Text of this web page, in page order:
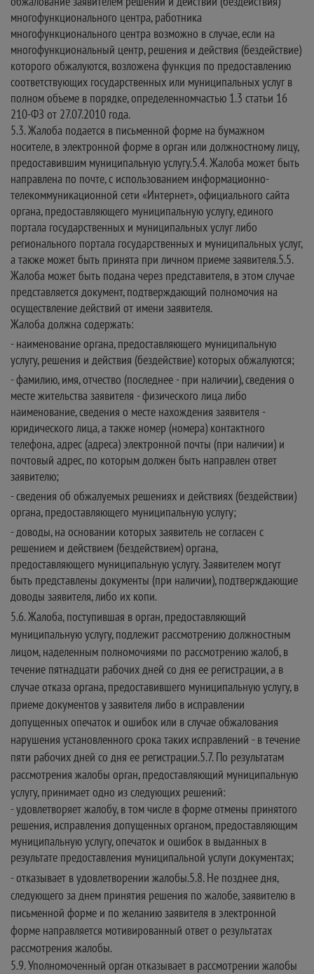
многофункционального центра, работника
многофункционального центра возможно в случае, если на
многофункциональный центр, решения и действия (бездействие)
которого обжалуются, возложена функция по предоставлению
соответствующих государственных или муниципальных услуг в
полном объеме в порядке, определенномчастью 1.3 статьи 16
210-ФЗ от 27.07.2010 года.
5.3. Жалоба подается в письменной форме на бумажном
носителе, в электронной форме в орган или должностному лицу,
предоставившим муниципальную услугу.5.4. Жалоба может быть
направлена по почте, с использованием информационно-
телекоммуникационной сети «Интернет», официального сайта
органа, предоставляющего муниципальную услугу, единого
портала государственных и муниципальных услуг либо
регионального портала государственных и муниципальных услуг,
а также может быть принята при личном приеме заявителя.5.5.
Жалоба может быть подана через представителя, в этом случае
представляется документ, подтверждающий полномочия на
осуществление действий от имени заявителя.
Жалоба должна содержать:
- наименование органа, предоставляющего муниципальную
услугу, решения и действия (бездействие) которых обжалуются;
- фамилию, имя, отчество (последнее - при наличии), сведения о
месте жительства заявителя - физического лица либо
наименование, сведения о месте нахождения заявителя -
юридического лица, а также номер (номера) контактного
телефона, адрес (адреса) электронной почты (при наличии) и
почтовый адрес, по которым должен быть направлен ответ
заявителю;
- сведения об обжалуемых решениях и действиях (бездействии)
органа, предоставляющего муниципальную услугу;
- доводы, на основании которых заявитель не согласен с
решением и действием (бездействием) органа,
предоставляющего муниципальную услугу. Заявителем могут
быть представлены документы (при наличии), подтверждающие
доводы заявителя, либо их копи.
5.6. Жалоба, поступившая в орган, предоставляющий
муниципальную услугу, подлежит рассмотрению должностным
лицом, наделенным полномочиями по рассмотрению жалоб, в
течение пятнадцати рабочих дней со дня ее регистрации, а в
случае отказа органа, предоставившего муниципальную услугу, в
приеме документов у заявителя либо в исправлении
допущенных опечаток и ошибок или в случае обжалования
нарушения установленного срока таких исправлений - в течение
пяти рабочих дней со дня ее регистрации.5.7. По результатам
рассмотрения жалобы орган, предоставляющий муниципальную
услугу, принимает одно из следующих решений:
- удовлетворяет жалобу, в том числе в форме отмены принятого
решения, исправления допущенных органом, предоставляющим
муниципальную услугу, опечаток и ошибок в выданных в
результате предоставления муниципальной услуги документах;
- отказывает в удовлетворении жалобы.5.8. Не позднее дня,
следующего за днем принятия решения по жалобе, заявителю в
письменной форме и по желанию заявителя в электронной
форме направляется мотивированный ответ о результатах
рассмотрения жалобы.
5.9. Уполномоченный орган отказывает в рассмотрении жалобы